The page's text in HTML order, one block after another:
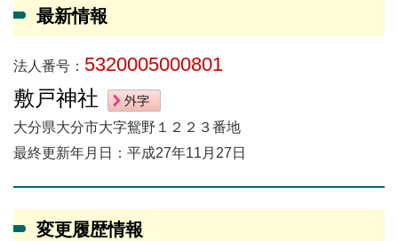
最新情報
法人番号： 5320005000801
敷戸神社
大分県大分市大字鴛野１２２３番地
最終更新年月日：平成27年11月27日
変更履歴情報